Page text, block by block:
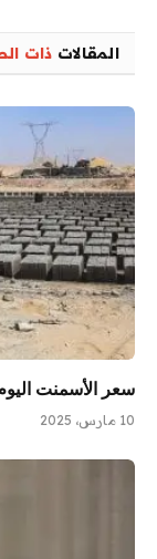
المقالات ذات
سعر الأسمنت اليوم الإثنين 10-3-
10 مارس، 2025